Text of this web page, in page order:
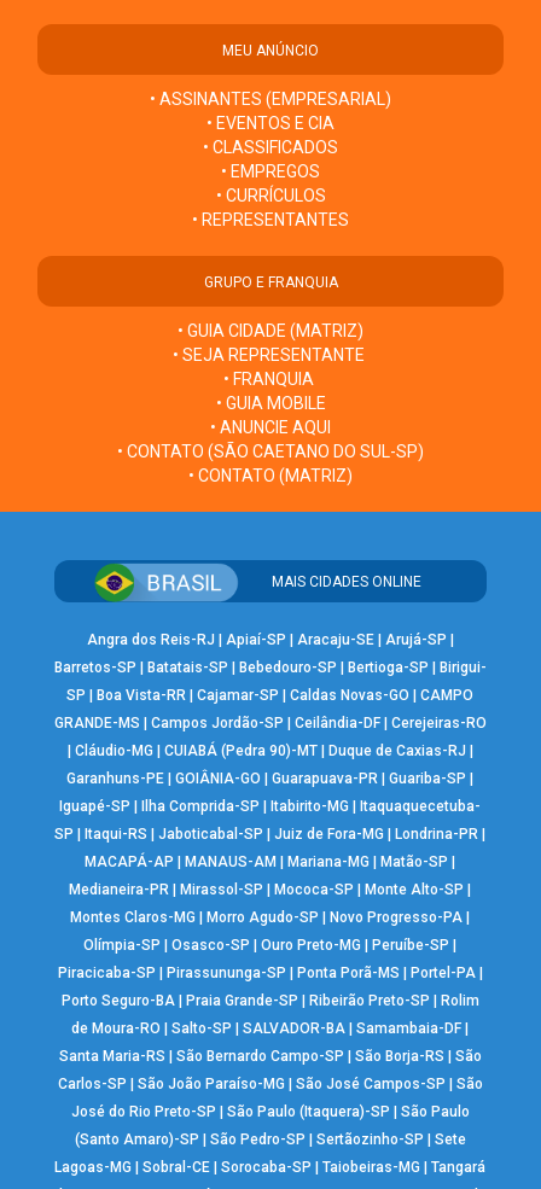
MEU ANÚNCIO
• ASSINANTES (EMPRESARIAL)
• EVENTOS E CIA
• CLASSIFICADOS
• EMPREGOS
• CURRÍCULOS
• REPRESENTANTES
GRUPO E FRANQUIA
• GUIA CIDADE (MATRIZ)
• SEJA REPRESENTANTE
• FRANQUIA
• GUIA MOBILE
• ANUNCIE AQUI
• CONTATO (SÃO CAETANO DO SUL-SP)
• CONTATO (MATRIZ)
MAIS CIDADES ONLINE
Angra dos Reis-RJ Apiaí-SP Aracaju-SE| Arujá-SP
Barretos-SP
Batatais-SP Bebedouro-SP Bertioga-SP
Birigui-
SP
Boa Vista-RR |Cajamar-SP |Caldas Novas-GO |CAMPO
GRANDE-MS
Campos Jordão-SP Ceilândia-DF| Cerejeiras-RO
Cláudio-MG CUIABÁ (Pedra 90)-MT| Duque de Caxias-RJ
Garanhuns-PE |GOIÂNIA-GO |Guarapuava-PR |Guariba-SP
Iguapé-SP
Ilha Comprida-SP Itabirito-MG
Itaquaquecetuba-
SP
Itaqui-RS |Jaboticabal-SP |Juiz de Fora-MG Londrina-PR
MACAPÁ-AP
MANAUS-AM Mariana-MG Matão-SP
Medianeira-PR
Mirassol-SP Mococa-SP Monte Alto-SP
Montes Claros-MG
Morro Agudo-SP Novo Progresso-PA
Olímpia-SP
|Osasco-SP |Ouro Preto-MG Peruíbe-SP
Piracicaba-SP
Pirassununga-SP Ponta Porã-MS Portel-PA|
Porto Seguro-BA| Praia Grande-SP Ribeirão Preto-SP
Rolim
de Moura-RO
|Salto-SP |SALVADOR-BA |Samambaia-DF
Santa Maria-RS
São Bernardo Campo-SP São Borja-RS
São
Carlos-SP
São João Paraíso-MG São José Campos-SP
São
José do Rio Preto-SP
São Paulo (Itaquera)-SP
São Paulo
(Santo Amaro)-SP
São Pedro-SP Sertãozinho-SP
Sete
Lagoas-MG
|Sobral-CE |Sorocaba-SP |Taiobeiras-MG |Tangará